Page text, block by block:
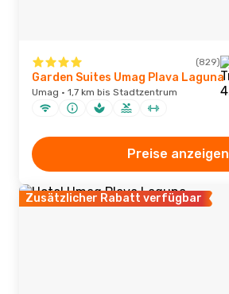
(829)
Garden Suites Umag Plava Laguna
Umag · 1,7 km bis Stadtzentrum
Preise anzeigen
Zusätzlicher Rabatt verfügbar